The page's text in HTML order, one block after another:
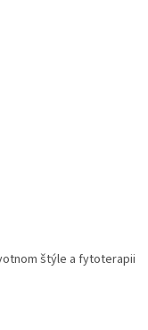
štýle a fytoterapii